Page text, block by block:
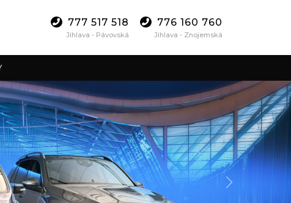
777 517 518
Jihlava - Pávovská
776 160 760
Jihlava - Znojemská
Další